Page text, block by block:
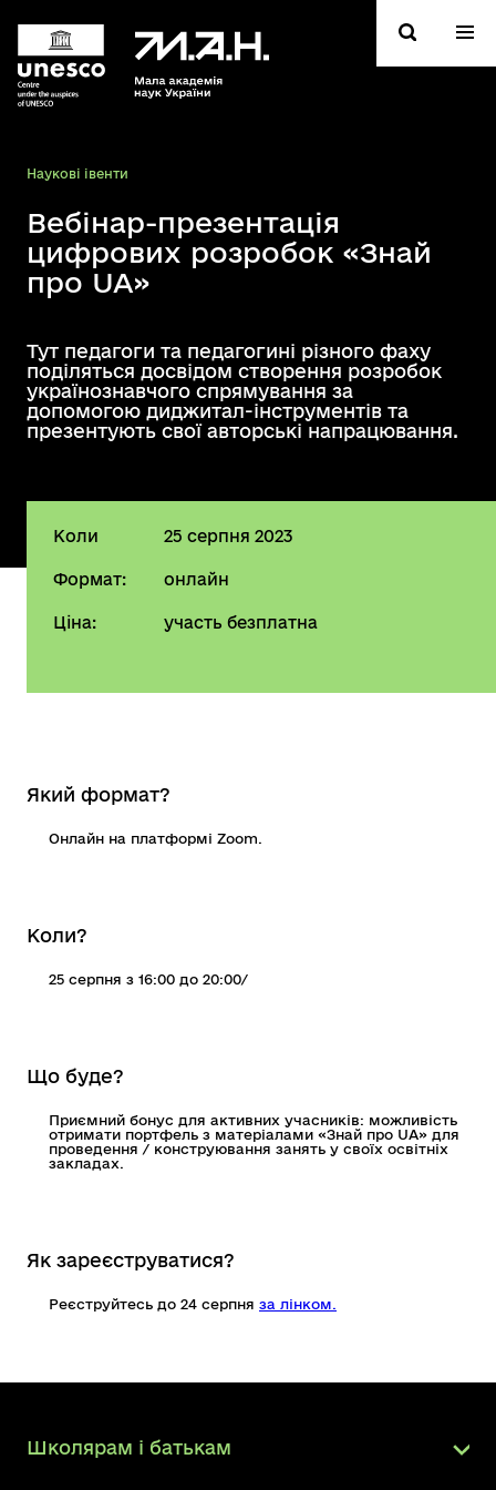
Hаукові івенти
Вебінар-презентація
цифрових розробок «Знай
про UA»
Тут педагоги та педагогині різного фаху
поділяться досвідом створення розробок
українознавчого спрямування за
допомогою диджитал-інструментів та
презентують свої авторські напрацювання.
Коли 25 серпня 2023
Формат: онлайн
Ціна: участь безплатна
Який формат?
Онлайн на платформі Zoom.
Коли?
25 серпня з 16:00 до 20:00/
Що буде?
Приємний бонус для активних учасників: можливість
отримати портфель з матеріалами «Знай про UA» для
проведення / конструювання занять у своїх освітніх
закладах.
Як зареєструватися?
Реєструйтесь до 24 серпня за лінком.
Школярам і батькам